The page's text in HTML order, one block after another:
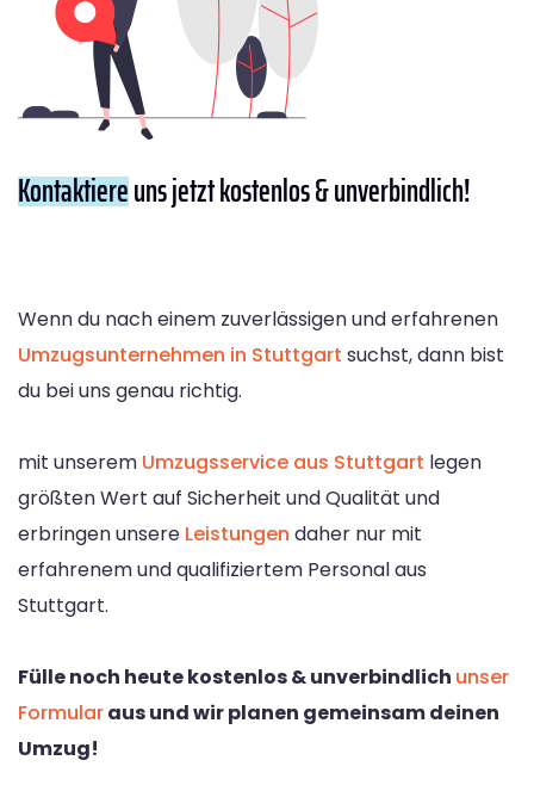
Kontaktiereuns jetzt kostenlos & unverbindlich!
Wenn du nach einem zuverlässigen und erfahrenen
Umzugsunternehmen in Stuttgart suchst, dann bist
du bei uns genau richtig.
mit unserem Umzugsservice aus Stuttgart legen
größten Wert auf Sicherheit und Qualität und
erbringen unsere Leistungen daher nur mit
erfahrenem und qualifiziertem Personal aus
Stuttgart.
Fülle noch heute kostenlos & unverbindlich unser
Formularaus und wir planen gemeinsam deinen
Umzug!